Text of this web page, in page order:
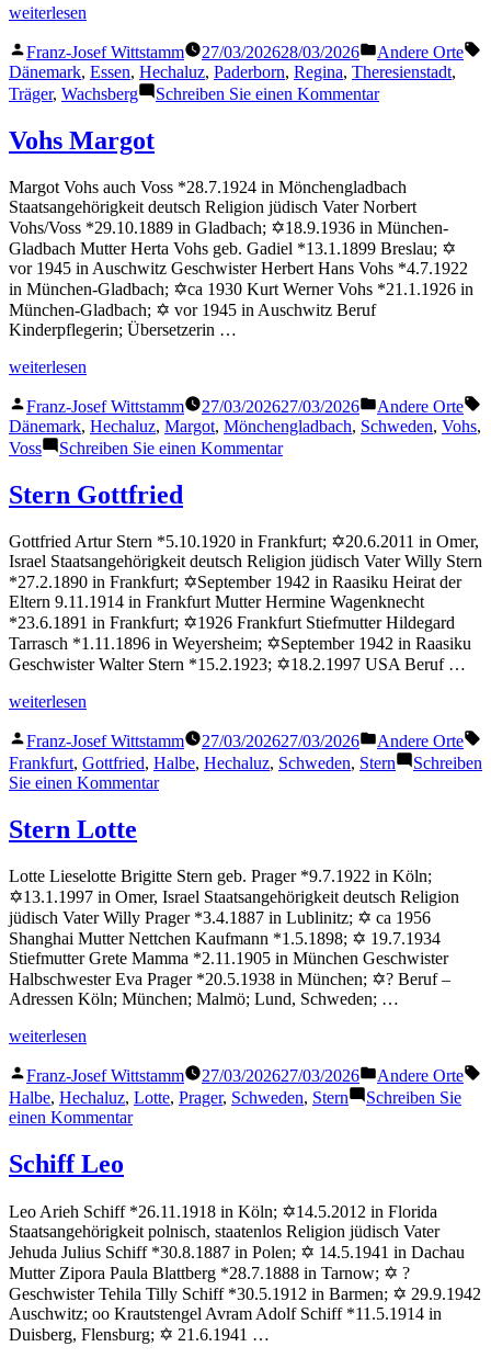
„Träger
weiterlesen
Veröffentlicht
von
Franz-Josef Wittstamm 27/03/202628/03/2026
Veröffentlicht
in
Andere Orte
Dänemark, Essen, Hechaluz, Paderborn, Regina, Theresienstadt,
Träger, Wachsberg Schreiben Sie einen Kommentarzu
Vohs Margot
Margot Vohs auch Voss *28.7.1924 in Mönchengladbach
Staatsangehörigkeit deutsch Religion jüdisch Vater Norbert
Vohs/Voss *29.10.1889 in Gladbach; ✡18.9.1936 in München-
Gladbach Mutter Herta Vohs geb. Gadiel *13.1.1899 Breslau; ✡
vor 1945 in Auschwitz Geschwister Herbert Hans Vohs *4.7.1922
in München-Gladbach; ✡ca 1930 Kurt Werner Vohs *21.1.1926 in
München-Gladbach; ✡ vor 1945 in Auschwitz Beruf
Kinderpflegerin; Übersetzerin …
„Vohs
weiterlesen
Veröffentlicht
von
Franz-Josef Wittstamm 27/03/202627/03/2026
Veröffentlicht
in
Andere Orte
Dänemark, Hechaluz, Margot, Mönchengladbach, Schweden, Vohs,
Voss
Schreiben Sie einen Kommentarzu
Stern Gottfried
Gottfried Artur Stern *5.10.1920 in Frankfurt; ✡20.6.2011 in Omer,
Israel Staatsangehörigkeit deutsch Religion jüdisch Vater Willy Stern
*27.2.1890 in Frankfurt; ✡September 1942 in Raasiku Heirat der
Eltern 9.11.1914 in Frankfurt Mutter Hermine Wagenknecht
*23.6.1891 in Frankfurt; ✡1926 Frankfurt Stiefmutter Hildegard
Tarrasch *1.11.1896 in Weyersheim; ✡September 1942 in Raasiku
Geschwister Walter Stern *15.2.1923; ✡18.2.1997 USA Beruf …
„Stern
weiterlesen
Veröffentlicht
von
Franz-Josef Wittstamm 27/03/202627/03/2026
Veröffentlicht
in
Andere Orte
Frankfurt, Gottfried, Halbe, Hechaluz, Schweden, Stern
Schreiben
Sie einen Kommentarzu
Stern Lotte
Lotte Lieselotte Brigitte Stern geb. Prager *9.7.1922 in Köln;
✡13.1.1997 in Omer, Israel Staatsangehörigkeit deutsch Religion
jüdisch Vater Willy Prager *3.4.1887 in Lublinitz; ✡ ca 1956
Shanghai Mutter Nettchen Kaufmann *1.5.1898; ✡ 19.7.1934
Stiefmutter Grete Mamma *2.11.1905 in München Geschwister
Halbschwester Eva Prager *20.5.1938 in München; ✡? Beruf –
Adressen Köln; München; Malmö; Lund, Schweden; …
„Stern
weiterlesen
Veröffentlicht
von
Franz-Josef Wittstamm 27/03/202627/03/2026
Veröffentlicht
in
Andere Orte
Halbe, Hechaluz, Lotte, Prager, Schweden, Stern
Schreiben Sie
einen Kommentarzu
Schiff Leo
Leo Arieh Schiff *26.11.1918 in Köln; ✡14.5.2012 in Florida
Staatsangehörigkeit polnisch, staatenlos Religion jüdisch Vater
Jehuda Julius Schiff *30.8.1887 in Polen; ✡ 14.5.1941 in Dachau
Mutter Zipora Paula Blattberg *28.7.1888 in Tarnow; ✡ ?
Geschwister Tehila Tilly Schiff *30.5.1912 in Barmen; ✡ 29.9.1942
Auschwitz; oo Krautstengel Avram Adolf Schiff *11.5.1914 in
Duisberg, Flensburg; ✡ 21.6.1941 …